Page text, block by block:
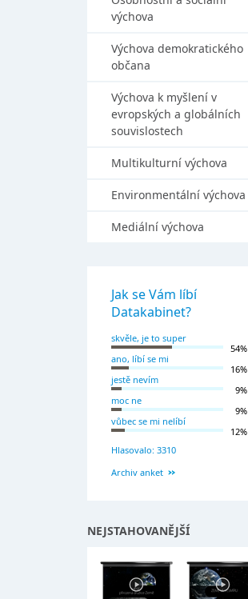
výchova
Výchova demokratického
občana
Výchova k myšlení v
evropských a globálních
souvislostech
Multikulturní výchova
Environmentální výchova
Mediální výchova
Jak se Vám líbí
Datakabinet?
skvěle, je to super
54%
ano, líbí se mi
16%
jestě nevím
9%
moc ne
9%
vůbec se mi nelíbí
12%
Hlasovalo: 3310
Archiv anket
NEJSTAHOVANĚJŠÍ